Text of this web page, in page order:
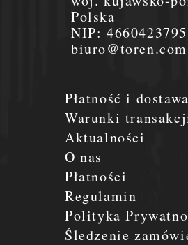
Płatność i dostawa
Warunki
Aktualności
O nas
Płatności
Regulamin
Polityka
Śledzenie
Polska
NIP:4660423795